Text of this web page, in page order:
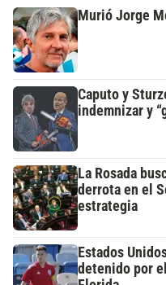
Murió Jorge
Caputo y
indemnizar y
La Rosada
derrota en el
estrategia
Estados
detenido por